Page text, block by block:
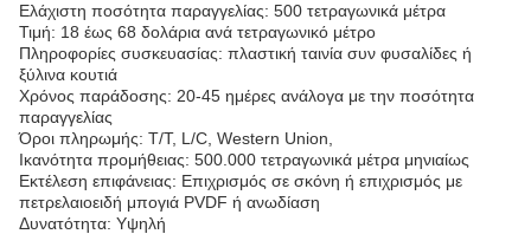
Ελάχιστη ποσότητα παραγγελίας: 500 τετραγωνικά μέτρα
Τιμή: 18 έως 68 δολάρια ανά τετραγωνικό μέτρο
Πληροφορίες συσκευασίας: πλαστική ταινία συν φυσαλίδες ή
ξύλινα κουτιά
Χρόνος παράδοσης: 20-45 ημέρες ανάλογα με την ποσότητα
παραγγελίας
Όροι πληρωμής: T/T, L/C, Western Union,
Ικανότητα προμήθειας: 500.000 τετραγωνικά μέτρα μηνιαίως
Εκτέλεση επιφάνειας: Επιχρισμός σε σκόνη ή επιχρισμός με
πετρελαιοειδή μπογιά PVDF ή ανωδίαση
Δυνατότητα: Υψηλή